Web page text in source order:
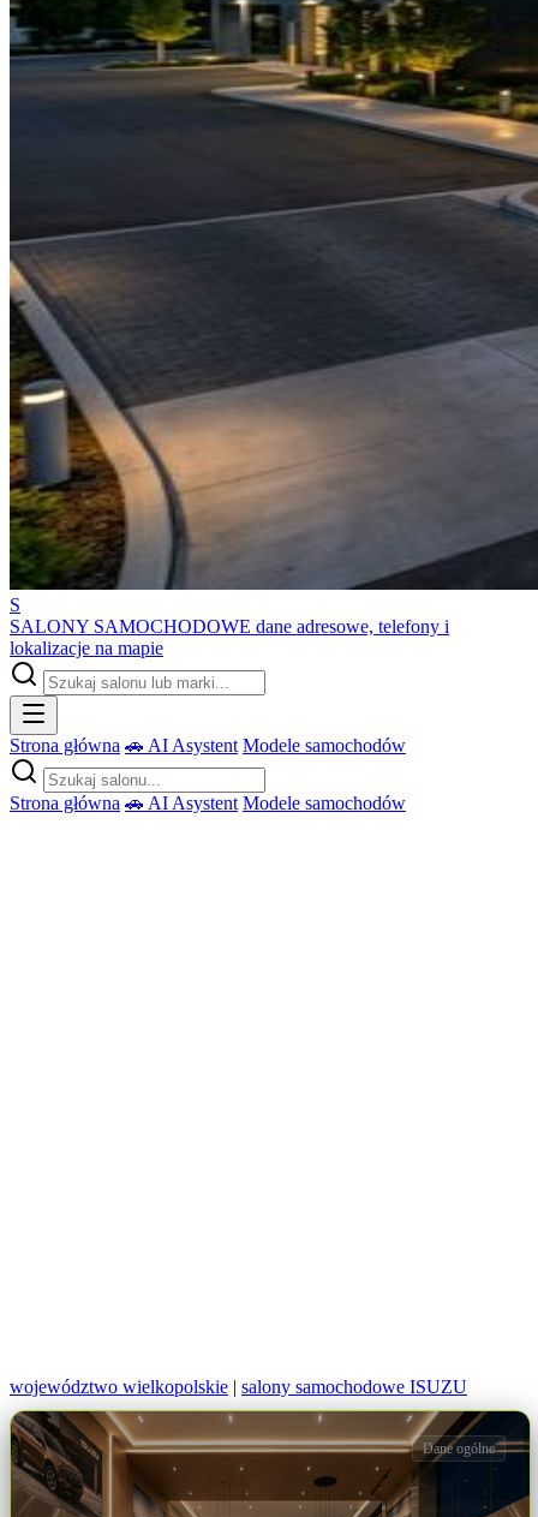
S
SALONY SAMOCHODOWE dane adresowe, telefony i
lokalizacje na mapie
Strona główna 🚗 AI Asystent Modele samochodów
Strona główna 🚗 AI Asystent Modele samochodów
województwo wielkopolskie | salony samochodowe ISUZU
Dane ogólne